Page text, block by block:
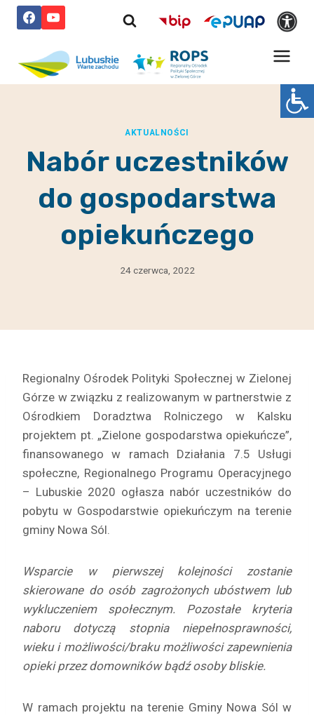
Przejdź
AKTUALNOŚCI
Nabór uczestników
do gospodarstwa
opiekuńczego
24 czerwca, 2022
Regionalny Ośrodek Polityki Społecznej w Zielonej
Górze w związku z realizowanym w partnerstwie z
Ośrodkiem Doradztwa Rolniczego w Kalsku
projektem pt. „Zielone gospodarstwa opiekuńcze”,
finansowanego w ramach Działania 7.5 Usługi
społeczne, Regionalnego Programu Operacyjnego
– Lubuskie 2020 ogłasza nabór uczestników do
pobytu w Gospodarstwie opiekuńczym na terenie
gminy Nowa Sól.
Wsparcie w pierwszej kolejności zostanie
skierowane do osób zagrożonych ubóstwem lub
wykluczeniem społecznym. Pozostałe kryteria
naboru dotyczą stopnia niepełnosprawności,
wieku i możliwości/braku możliwości zapewnienia
opieki przez domowników bądź osoby bliskie.
W ramach projektu na terenie Gminy Nowa Sól w